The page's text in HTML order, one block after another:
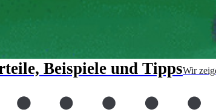
Beispiele und TippsWir